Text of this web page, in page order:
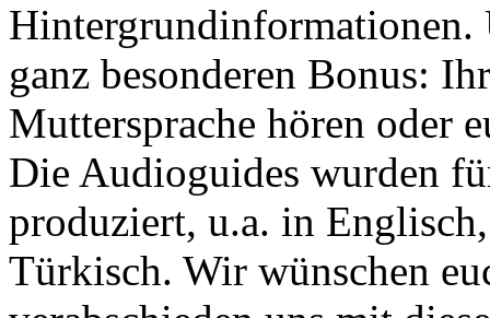
Hintergrundinformationen.
ganz besonderen Bonus:
Muttersprache hören oder
Die Audioguides wurden
produziert, u.a. in
Türkisch. Wir wünschen